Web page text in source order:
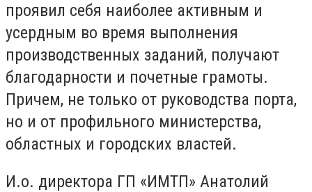
проявил себя наиболее активным и
усердным во время выполнения
производственных заданий, получают
благодарности и почетные грамоты.
Причем, не только от руководства порта,
но и от профильного министерства,
областных и городских властей.
И.о. директора ГП «ИМТП» Анатолий